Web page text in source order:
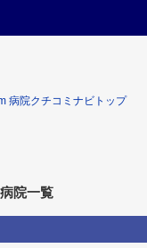
病院クチコミナビトップ
院一覧